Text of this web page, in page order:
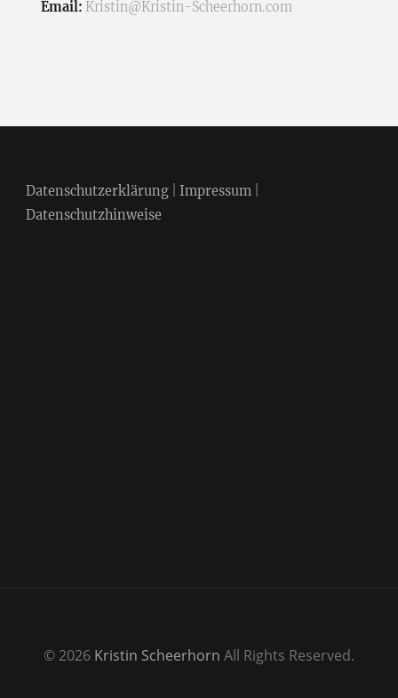
Email: Kristin@Kristin-Scheerhorn.com
Datenschutzerklärung| Impressum|
Datenschutzhinweise
© 2026 Kristin Scheerhorn All Rights Reserved.